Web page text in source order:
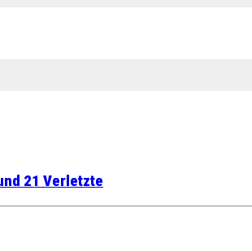
21 Verletzte